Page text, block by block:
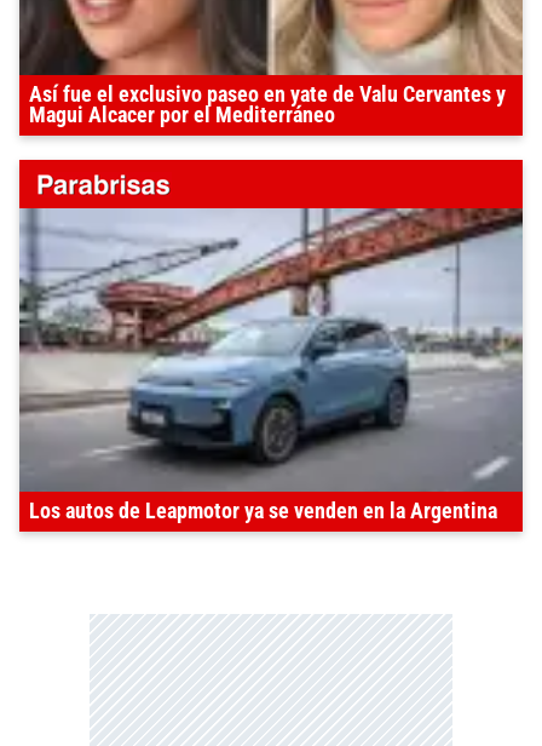
Así fue el exclusivo paseo en yate de Valu Cervantes y
Magui Alcacer por el Mediterráneo
Los autos de Leapmotor ya se venden en la Argentina